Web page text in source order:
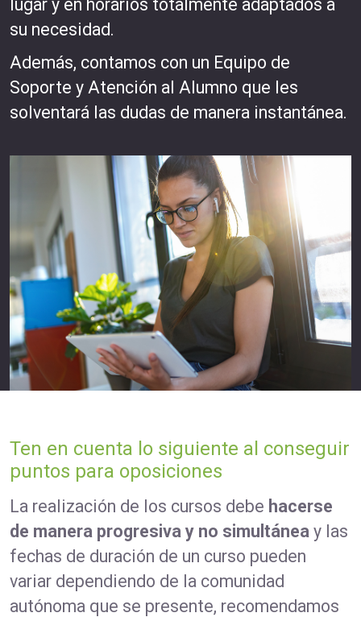
lugar y en horarios totalmente adaptados a
su necesidad.
Además, contamos con un Equipo de
Soporte y Atención al Alumno que les
solventará las dudas de manera instantánea.
Ten en cuenta lo siguiente al conseguir
puntos para oposiciones
La realización de los cursos debe hacerse
de manera progresiva y no simultánea y las
fechas de duración de un curso pueden
variar dependiendo de la comunidad
autónoma que se presente, recomendamos